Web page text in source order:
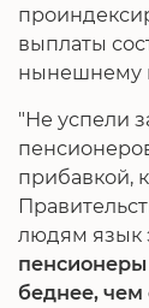
выплаты
нынешнему
"Не успели
прибавкой,
людям язык
беднее, чем